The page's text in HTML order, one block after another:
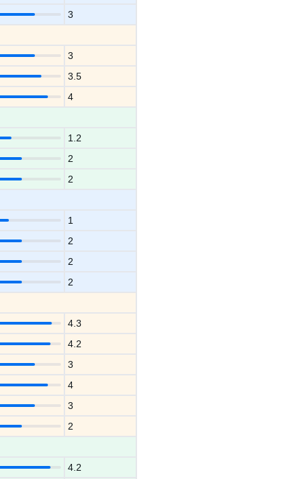
3
3
3.5
4
1.2
2
2
1
2
2
2
4.3
4.2
3
4
3
2
4.2